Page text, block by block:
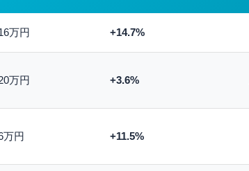
万円 +14.7%
万円 +3.6%
万円 +11.5%